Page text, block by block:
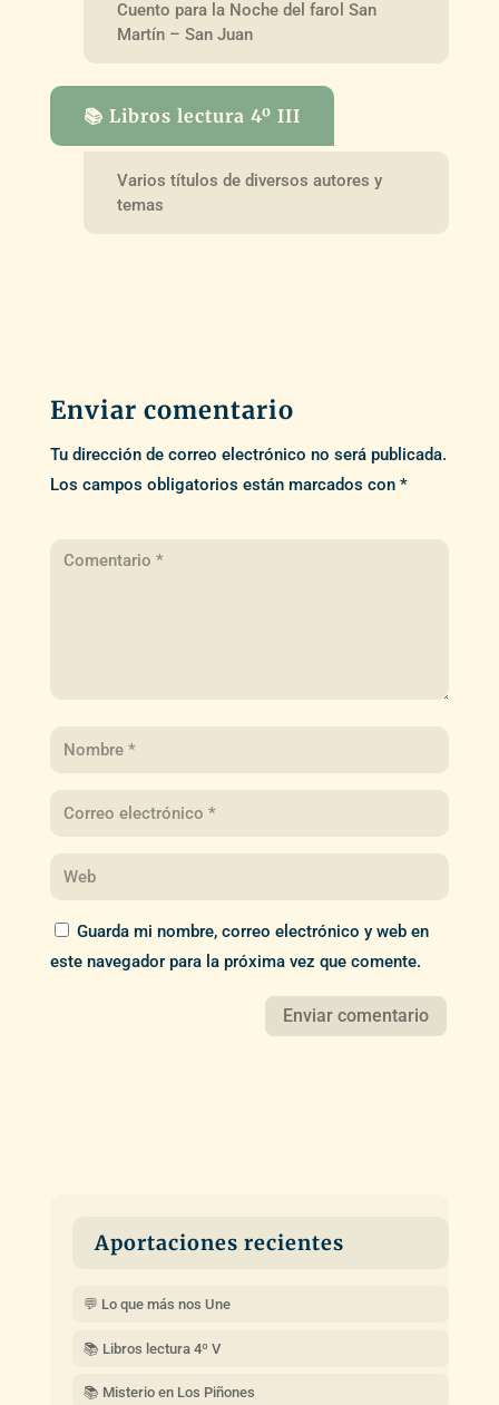
Cuento para la Noche del farol San
Martín – San Juan
📚 Libros lectura 4º III
Varios títulos de diversos autores y
temas
Enviar comentario
Tu dirección de correo electrónico no será publicada.
Los campos obligatorios están marcados con *
Guarda mi nombre, correo electrónico y web en
este navegador para la próxima vez que comente.
Aportaciones recientes
💬 Lo que más nos Une
📚 Libros lectura 4º V
📚 Misterio en Los Piñones